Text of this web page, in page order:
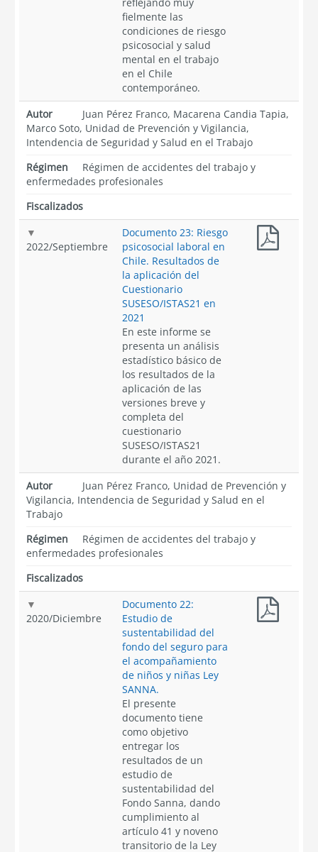
fielmente las
condiciones de riesgo
psicosocial y salud
mental en el trabajo
en el Chile
contemporáneo.
Autor
Juan Pérez Franco, Macarena Candia Tapia,
Marco Soto, Unidad de Prevención y Vigilancia,
Intendencia de Seguridad y Salud en el Trabajo
Régimen
Régimen de accidentes del trabajo y
enfermedades profesionales
Fiscalizados
2022/Septiembre
Documento 23: Riesgo
psicosocial laboral en
Chile. Resultados de
la aplicación del
Cuestionario
SUSESO/ISTAS21 en
2021
En este informe se
presenta un análisis
estadístico básico de
los resultados de la
aplicación de las
versiones breve y
completa del
cuestionario
SUSESO/ISTAS21
durante el año 2021.
Autor
Juan Pérez Franco, Unidad de Prevención y
Vigilancia, Intendencia de Seguridad y Salud en el
Trabajo
Régimen
Régimen de accidentes del trabajo y
enfermedades profesionales
Fiscalizados
2020/Diciembre
Documento 22:
Estudio de
sustentabilidad del
fondo del seguro para
el acompañamiento
de niños y niñas Ley
SANNA.
El presente
documento tiene
como objetivo
entregar los
resultados de un
estudio de
sustentabilidad del
Fondo Sanna, dando
cumplimiento al
artículo 41 y noveno
transitorio de la Ley